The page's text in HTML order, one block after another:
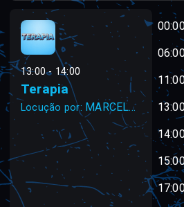
13:00 - 14:00
Terapia
Locução por: MARCELO CAVALCANTE